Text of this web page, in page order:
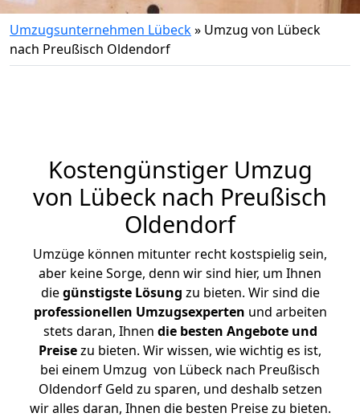
Umzugsunternehmen Lübeck» Umzug von Lübeck
nach Preußisch Oldendorf
Kostengünstiger Umzug
von Lübeck nach Preußisch
Oldendorf
Umzüge können mitunter recht kostspielig sein,
aber keine Sorge, denn wir sind hier, um Ihnen
diegünstigste Lösung zu bieten. Wir sind die
professionellen Umzugsexperten und arbeiten
stets daran, Ihnen die besten Angebote und
Preisezu bieten. Wir wissen, wie wichtig es ist,
bei einem Umzug von Lübeck nach Preußisch
Oldendorf Geld zu sparen, und deshalb setzen
wir alles daran, Ihnen die besten Preise zu bieten.